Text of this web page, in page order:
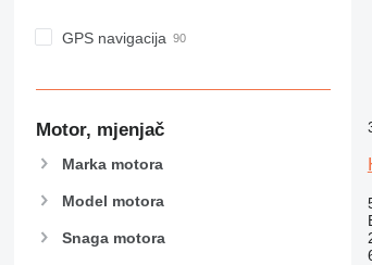
GPS navigacija
Motor, mjenjač
Marka motora
Model motora
Snaga motora